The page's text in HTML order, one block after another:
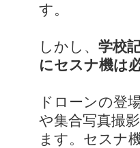
す。
しかし、 学校
にセスナ機は
ドローンの登
や集合写真撮
ます。セスナ